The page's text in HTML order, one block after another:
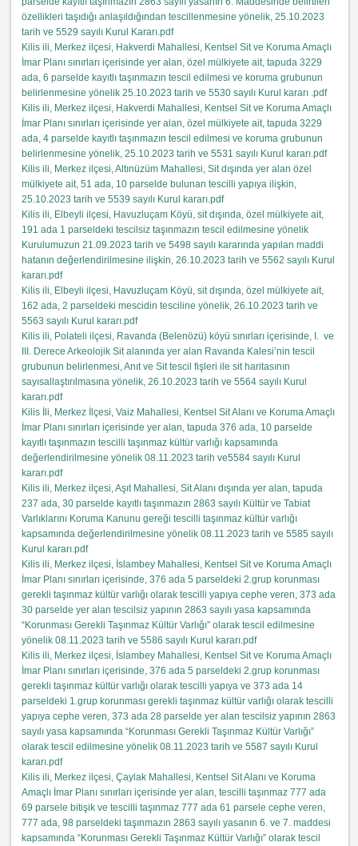
özellikleri taşıdığı anlaşıldığından tescillenmesine yönelik, 25.10.2023
tarih ve 5529 sayılı Kurul Kararı.pdf
Kilis ili, Merkez ilçesi, Hakverdi Mahallesi, Kentsel Sit ve Koruma Amaçlı
İmar Planı sınırları içerisinde yer alan, özel mülkiyete ait, tapuda 3229
ada, 6 parselde kayıtlı taşınmazın tescil edilmesi ve koruma grubunun
belirlenmesine yönelik 25.10.2023 tarih ve 5530 sayılı Kurul kararı .pdf
Kilis ili, Merkez ilçesi, Hakverdi Mahallesi, Kentsel Sit ve Koruma Amaçlı
İmar Planı sınırları içerisinde yer alan, özel mülkiyete ait, tapuda 3229
ada, 4 parselde kayıtlı taşınmazın tescil edilmesi ve koruma grubunun
belirlenmesine yönelik, 25.10.2023 tarih ve 5531 sayılı Kurul kararı.pdf
Kilis ili, Merkez ilçesi, Altınüzüm Mahallesi, Sit dışında yer alan özel
mülkiyete ait, 51 ada, 10 parselde bulunan tescilli yapıya ilişkin,
25.10.2023 tarih ve 5539 sayılı Kurul kararı.pdf
Kilis ili, Elbeyli ilçesi, Havuzluçam Köyü, sit dışında, özel mülkiyete ait,
191 ada 1 parseldeki tescilsiz taşınmazın tescil edilmesine yönelik
Kurulumuzun 21.09.2023 tarih ve 5498 sayılı kararında yapılan maddi
hatanın değerlendirilmesine ilişkin, 26.10.2023 tarih ve 5562 sayılı Kurul
kararı.pdf
Kilis ili, Elbeyli ilçesi, Havuzluçam Köyü, sit dışında, özel mülkiyete ait,
162 ada, 2 parseldeki mescidin tesciline yönelik, 26.10.2023 tarih ve
5563 sayılı Kurul kararı.pdf
Kilis ili, Polateli ilçesi, Ravanda (Belenözü) köyü sınırları içerisinde, I. ve
III. Derece Arkeolojik Sit alanında yer alan Ravanda Kalesi’nin tescil
grubunun belirlenmesi, Anıt ve Sit tescil fişleri ile sit haritasının
sayısallaştırılmasına yönelik, 26.10.2023 tarih ve 5564 sayılı Kurul
kararı.pdf
Kilis İli, Merkez İlçesi, Vaiz Mahallesi, Kentsel Sit Alanı ve Koruma Amaçlı
İmar Planı sınırları içerisinde yer alan, tapuda 376 ada, 10 parselde
kayıtlı taşınmazın tescilli taşınmaz kültür varlığı kapsamında
değerlendirilmesine yönelik 08.11.2023 tarih ve5584 sayılı Kurul
kararı.pdf
Kilis ili, Merkez ilçesi, Aşıt Mahallesi, Sit Alanı dışında yer alan, tapuda
237 ada, 30 parselde kayıtlı taşınmazın 2863 sayılı Kültür ve Tabiat
Varlıklarını Koruma Kanunu gereği tescilli taşınmaz kültür varlığı
kapsamında değerlendirilmesine yönelik 08.11.2023 tarih ve 5585 sayılı
Kurul kararı.pdf
Kilis ili, Merkez ilçesi, İslambey Mahallesi, Kentsel Sit ve Koruma Amaçlı
İmar Planı sınırları içerisinde, 376 ada 5 parseldeki 2.grup korunması
gerekli taşınmaz kültür varlığı olarak tescilli yapıya cephe veren, 373 ada
30 parselde yer alan tescilsiz yapının 2863 sayılı yasa kapsamında
“Korunması Gerekli Taşınmaz Kültür Varlığı” olarak tescil edilmesine
yönelik 08.11.2023 tarih ve 5586 sayılı Kurul kararı.pdf
Kilis ili, Merkez ilçesi, İslambey Mahallesi, Kentsel Sit ve Koruma Amaçlı
İmar Planı sınırları içerisinde, 376 ada 5 parseldeki 2.grup korunması
gerekli taşınmaz kültür varlığı olarak tescilli yapıya ve 373 ada 14
parseldeki 1.grup korunması gerekli taşınmaz kültür varlığı olarak tescilli
yapıya cephe veren, 373 ada 28 parselde yer alan tescilsiz yapının 2863
sayılı yasa kapsamında “Korunması Gerekli Taşınmaz Kültür Varlığı”
olarak tescil edilmesine yönelik 08.11.2023 tarih ve 5587 sayılı Kurul
kararı.pdf
Kilis ili, Merkez ilçesi, Çaylak Mahallesi, Kentsel Sit Alanı ve Koruma
Amaçlı İmar Planı sınırları içerisinde yer alan, tescilli taşınmaz 777 ada
69 parsele bitişik ve tescilli taşınmaz 777 ada 61 parsele cephe veren,
777 ada, 98 parseldeki taşınmazın 2863 sayılı yasanın 6. ve 7. maddesi
kapsamında “Korunması Gerekli Taşınmaz Kültür Varlığı” olarak tescil